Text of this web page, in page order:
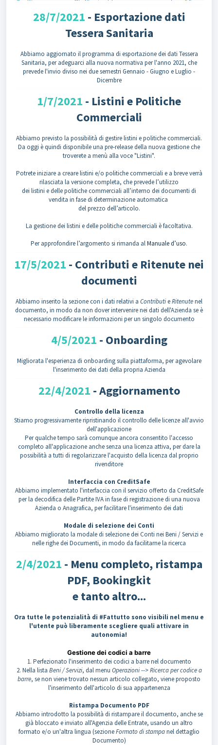
28/7/2021 - Esportazione dati
Tessera Sanitaria
Abbiamo aggiornato il programma di esportazione dei dati Tessera
Sanitaria, per adeguarci alla nuova normativa per l'anno 2021, che
prevede l'invio diviso nei due semestri Gennaio - Giugno e Luglio -
Dicembre
1/7/2021 - Listini e Politiche
Commerciali
Abbiamo previsto la possibilità di gestire listini e politiche commerciali.
Da oggi è quindi disponibile una pre-release della nuova gestione che
troverete a menù alla voce "Listini".
Potrete iniziare a creare listini e/o politiche commerciali e a breve verrà
rilasciata la versione completa, che prevede l’utilizzo
dei listini e delle politiche commerciali all’interno dei documenti di
vendita in fase di determinazione automatica
del prezzo dell’articolo.
La gestione dei listini e delle politiche commerciali è facoltativa.
Per approfondire l’argomento si rimanda alManuale d’uso.
17/5/2021 - Contributi e Ritenute nei
documenti
Abbiamo inserito la sezione con i dati relativi a ContributieRitenutenel
documento, in modo da non dover intervenire nei dati dell'Azienda se è
necessario modificare le informazioni per un singolo documento
4/5/2021 - Onboarding
Migliorata l'esperienza di onboarding sulla piattaforma, per agevolare
l'inserimento dei dati della propria Azienda
22/4/2021 - Aggiornamento
Controllo della licenza
Stiamo progressivamente ripristinando il controllo delle licenze all'avvio
dell'applicazione
Per qualche tempo sarà comunque ancora consentito l'accesso
completo all'applicazione anche senza una licenza attiva, per dare la
possibilità a tutti di regolarizzare l'acquisto della licenza dal proprio
rivenditore
Interfaccia con CreditSafe
Abbiamo implementato l'interfaccia con il servizio offerto da CreditSafe
per la decodifica delle Partite IVA in fase di registrazione di una nuova
Azienda o Anagrafica, per facilitare l'inserimento dei dati
Modale di selezione dei Conti
Abbiamo migliorato la modale di selezione dei Conti nei Beni / Servizi e
nelle righe dei Documenti, in modo da facilitarne la ricerca
2/4/2021 - Menu completo, ristampa
PDF, Bookingkit
e tanto altro...
Ora tutte le potenzialità di #Fattutto sono visibili nel menu e
l'utente può liberamente scegliere quali attivare in
autonomia!
Gestione dei codici a barre
1. Perfezionato l'inserimento dei codici a barre nel documento
2. Nella lista Beni / Servizi, dal menu Operazioni-->Ricerca per codice a
barre, se non viene trovato nessun articolo collegato, viene proposto
l'inserimento dell'articolo di sua appartenenza
Ristampa Documento PDF
Abbiamo introdotto la possibilità di ristampare il documento, anche se
già bloccato e inviato all'Agenzia delle Entrate, usando un altro
formato e/o un'altra lingua (sezioneFormato di stampanel dettaglio
Documento)